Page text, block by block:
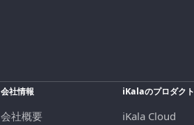
会社情報
会社概要
iKalaのプロダクト
iKala Cloud